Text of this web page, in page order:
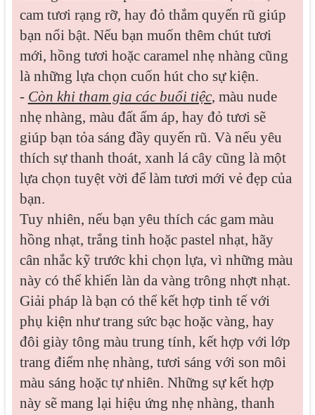
cam tươi rạng rỡ, hay đỏ thắm quyến rũ giúp
bạn nổi bật. Nếu bạn muốn thêm chút tươi
mới, hồng tươi hoặc caramel nhẹ nhàng cũng
là những lựa chọn cuốn hút cho sự kiện.
- Còn khi tham gia các buổi tiệc, màu nude
nhẹ nhàng, màu đất ấm áp, hay đỏ tươi sẽ
giúp bạn tỏa sáng đầy quyến rũ. Và nếu yêu
thích sự thanh thoát, xanh lá cây cũng là một
lựa chọn tuyệt vời để làm tươi mới vẻ đẹp của
bạn.
Tuy nhiên, nếu bạn yêu thích các gam màu
hồng nhạt, trắng tinh hoặc pastel nhạt, hãy
cân nhắc kỹ trước khi chọn lựa, vì những màu
này có thể khiến làn da vàng trông nhợt nhạt.
Giải pháp là bạn có thể kết hợp tinh tế với
phụ kiện như trang sức bạc hoặc vàng, hay
đôi giày tông màu trung tính, kết hợp với lớp
trang điểm nhẹ nhàng, tươi sáng với son môi
màu sáng hoặc tự nhiên. Những sự kết hợp
này sẽ mang lại hiệu ứng nhẹ nhàng, thanh